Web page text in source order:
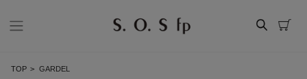
TOP > GARDEL